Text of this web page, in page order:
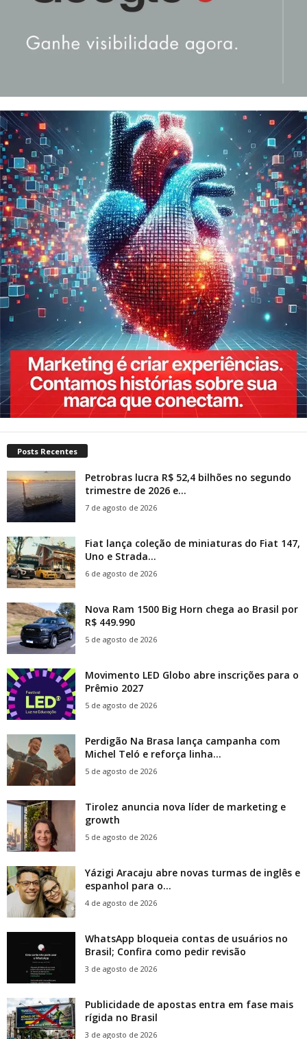
Posts Recentes
Petrobras lucra R$ 52,4 bilhões no segundo
trimestre de 2026 e...
7 de agosto de 2026
Fiat lança coleção de miniaturas do Fiat 147,
Uno e Strada...
6 de agosto de 2026
Nova Ram 1500 Big Horn chega ao Brasil por
R$ 449.990
5 de agosto de 2026
Movimento LED Globo abre inscrições para o
Prêmio 2027
5 de agosto de 2026
Perdigão Na Brasa lança campanha com
Michel Teló e reforça linha...
5 de agosto de 2026
Tirolez anuncia nova líder de marketing e
growth
5 de agosto de 2026
Yázigi Aracaju abre novas turmas de inglês e
espanhol para o...
4 de agosto de 2026
WhatsApp bloqueia contas de usuários no
Brasil; Confira como pedir revisão
3 de agosto de 2026
Publicidade de apostas entra em fase mais
rígida no Brasil
3 de agosto de 2026